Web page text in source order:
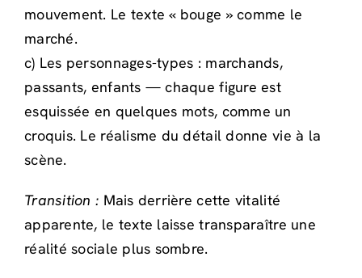
mouvement. Le texte « bouge » comme le
marché.
c) Les personnages-types : marchands,
passants, enfants — chaque figure est
esquissée en quelques mots, comme un
croquis. Le réalisme du détail donne vie à la
scène.
Transition : Mais derrière cette vitalité
apparente, le texte laisse transparaître une
réalité sociale plus sombre.